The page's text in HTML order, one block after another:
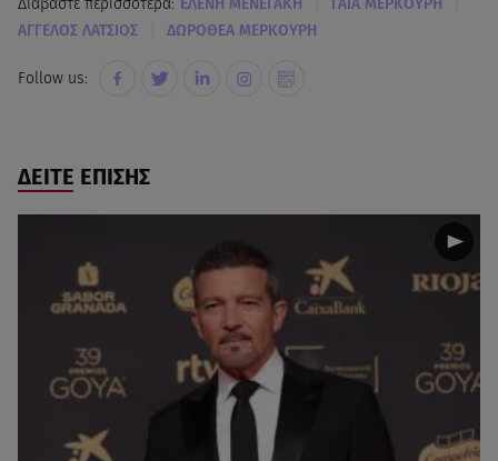
ΑΓΓΕΛΟΣ ΛΑΤΣΙΟΣ ΔΩΡΟΘΕΑ ΜΕΡΚΟΥΡΗ
Follow us:
ΔΕΙΤΕ ΕΠΙΣΗΣ